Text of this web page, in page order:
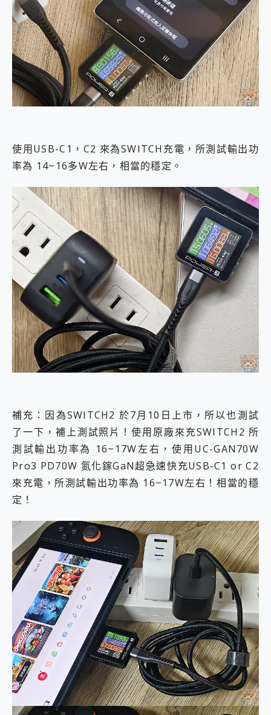
使用USB-C1，C2 來為SWITCH充電，所測試輸出功
率為 14~16多W左右，相當的穩定。
補充：因為SWITCH2 於7月10日上市，所以也測試
了一下，補上測試照片！使用原廠來充SWITCH2 所
測試輸出功率為 16~17W左右，使用UC-GAN70W
Pro3 PD70W 氮化鎵GaN超急速快充USB-C1 or C2
來充電，所測試輸出功率為 16~17W左右！相當的穩
定！